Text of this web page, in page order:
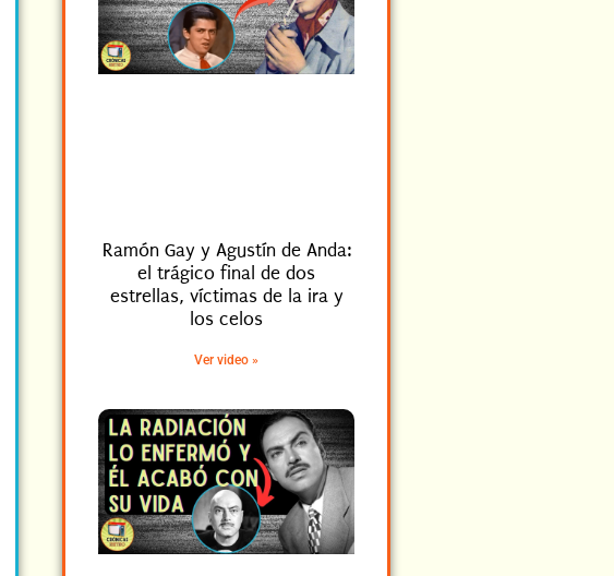
Ramón Gay y Agustín de Anda:
el trágico final de dos
estrellas, víctimas de la ira y
los celos
Ver video »